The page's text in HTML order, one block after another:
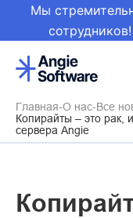
Мы
Главная О нас Все
Копирайты – это рак,
сервера Angie